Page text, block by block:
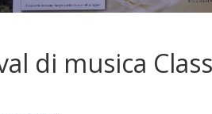
di musica